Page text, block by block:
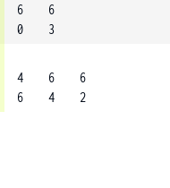
6
0
6
3
4
6
6
4
6
2